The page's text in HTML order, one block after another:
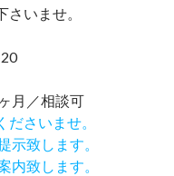
いませ。
月／相談可
さいませ。
示致します。
内致します。